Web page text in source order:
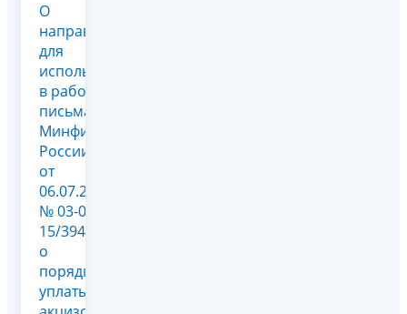
О
направлении
для
использования
в работе
письма
Минфина
России
от
06.07.2016
№ 03-07-
15/39436
о
порядке
уплаты